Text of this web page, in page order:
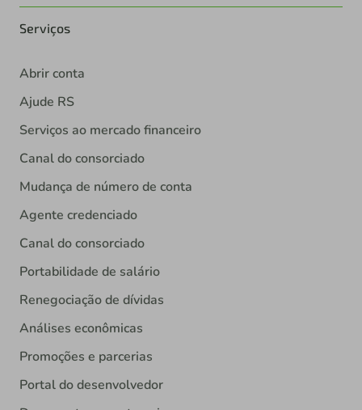
Serviços
Abrir conta
Ajude RS
Serviços ao mercado financeiro
Canal do consorciado
Mudança de número de conta
Agente credenciado
Canal do consorciado
Portabilidade de salário
Renegociação de dívidas
Análises econômicas
Promoções e parcerias
Portal do desenvolvedor